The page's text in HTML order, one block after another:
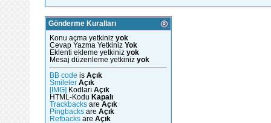
Gönderme Kuralları
Konu açma yetkiniz yok
Cevap Yazma Yetkiniz Yok
Eklenti ekleme yetkiniz yok
Mesaj düzenleme yetkiniz yok
BB code is Açık
Smileler Açık
[IMG] Kodları Açık
HTML-Kodu Kapalı
Trackbacks are Açık
Pingbacks are Açık
Refbacks are Açık